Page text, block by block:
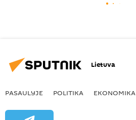
Lietuva
PASAULYJE POLITIKA EKONOMIKA